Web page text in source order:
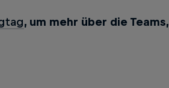
, um mehr über die Teams,